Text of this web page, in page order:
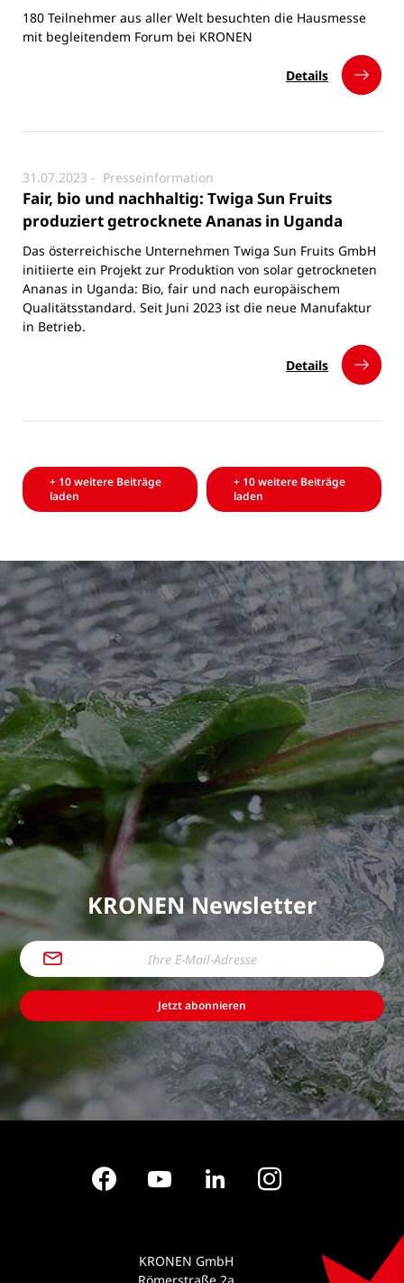
180 Teilnehmer aus aller Welt besuchten die Hausmesse
mit begleitendem Forum bei KRONEN
Details
31.07.2023 - Presseinformation
Fair, bio und nachhaltig: Twiga Sun Fruits
produziert getrocknete Ananas in Uganda
Das österreichische Unternehmen Twiga Sun Fruits GmbH
initiierte ein Projekt zur Produktion von solar getrockneten
Ananas in Uganda: Bio, fair und nach europäischem
Qualitätsstandard. Seit Juni 2023 ist die neue Manufaktur
in Betrieb.
Details
+ 10 weitere Beiträge
laden
+ 10 weitere Beiträge
laden
KRONEN Newsletter
Jetzt abonnieren
FacebookYouTube LinkedInInstagram
KRONEN GmbH